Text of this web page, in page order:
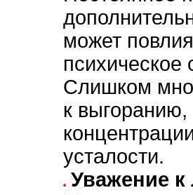
может
психическое
Слишком
к
усталости.
Уважение